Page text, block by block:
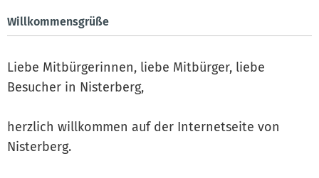
Willkommensgrüße
Liebe Mitbürgerinnen, liebe Mitbürger, liebe
Besucher in Nisterberg,
herzlich willkommen auf der Internetseite von
Nisterberg.